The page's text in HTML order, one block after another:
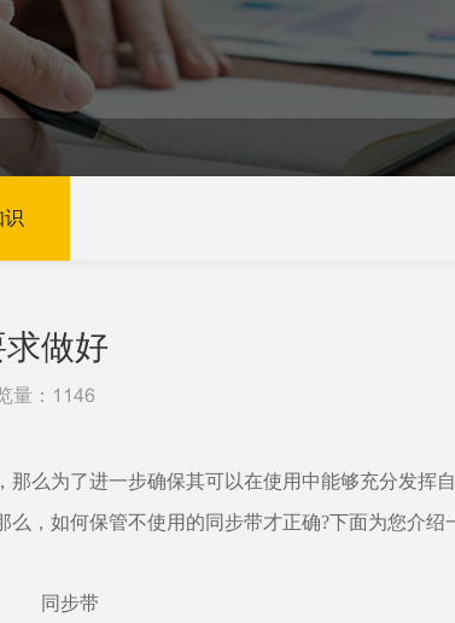
识
做好
量： 1146
么为了进一步确保其可以在使用中能够充分发挥
么，如何保管不使用的同步带才正确?下面为您介绍